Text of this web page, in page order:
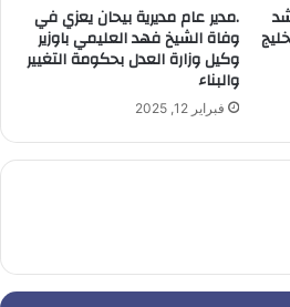
.مدير عام مديرية بيحان يعزي في
وفاة الشيخ فهد العليمي باوزير
وكيل وزارة العدل بحكومة التغيير
والبناء
فبراير 12, 2025